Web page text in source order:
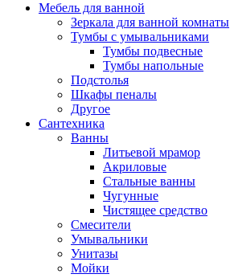
Мебель для ванной
Зеркала для ванной комнаты
Тумбы с умывальниками
Тумбы подвесные
Тумбы напольные
Подстолья
Шкафы пеналы
Другое
Сантехника
Ванны
Литьевой мрамор
Акриловые
Стальные ванны
Чугунные
Чистящее средство
Смесители
Умывальники
Унитазы
Мойки